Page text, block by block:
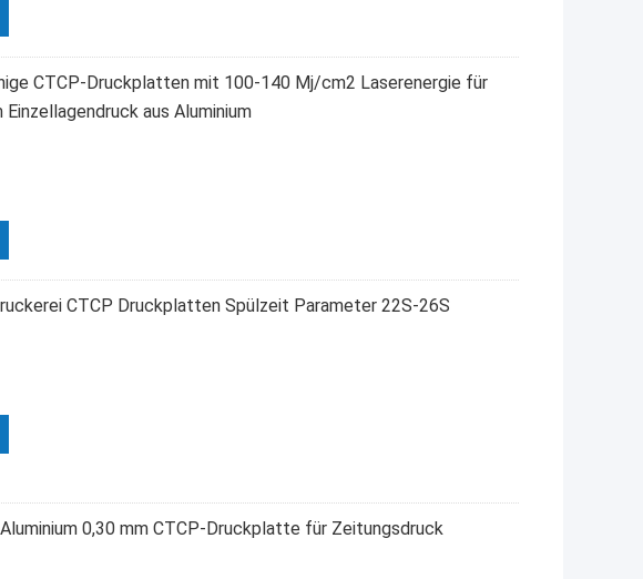
CTCP-Druckplatten mit 100-140 Mj/cm2 Laserenergie für
Einzellagendruck aus Aluminium
CTCP Druckplatten Spülzeit Parameter 22S-26S
0,30 mm CTCP-Druckplatte für Zeitungsdruck